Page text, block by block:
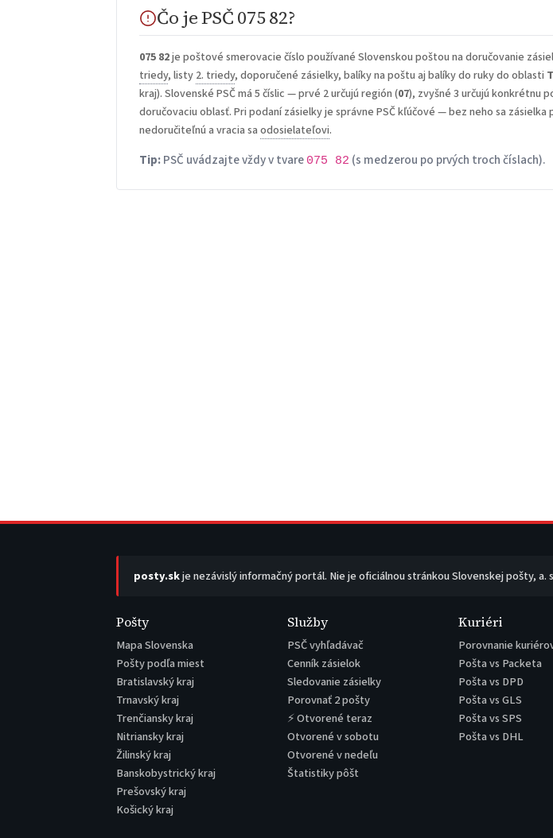
Čo je PSČ 075 82?
075 82je poštové smerovacie číslo používané Slovenskou poštou na doručovanie
triedy, listy 2. triedy, doporučené zásielky, balíky na poštu aj balíky do ruky do oblasti
kraj). Slovenské PSČ má 5 číslic — prvé 2 určujú región (07), zvyšné 3 určujú konkrétnu
doručovaciu oblasť. Pri podaní zásielky je správne PSČ kľúčové — bez neho sa zásielka
nedoručiteľnú a vracia saodosielateľovi.
Tip:PSČ uvádzajte vždy v tvare 075 82 (s medzerou po prvých troch číslach).
posty.skje nezávislý informačný portál. Nie je oficiálnou stránkou Slovenskej pošty,
Pošty
Mapa Slovenska
Pošty podľa miest
Bratislavský kraj
Trnavský kraj
Trenčiansky kraj
Nitriansky kraj
Žilinský kraj
Banskobystrický kraj
Prešovský kraj
Košický kraj
Služby
PSČ vyhľadávač
Cenník zásielok
Sledovanie zásielky
Porovnať 2 pošty
⚡ Otvorené teraz
Otvorené v sobotu
Otvorené v nedeľu
Štatistiky pôšt
Kuriéri
Porovnanie
Pošta vs Packeta
Pošta vs DPD
Pošta vs GLS
Pošta vs SPS
Pošta vs DHL